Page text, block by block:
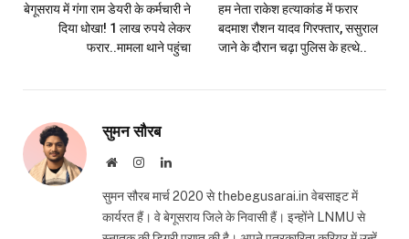
बेगूसराय में गंगा राम डेयरी के कर्मचारी ने
दिया धोखा! 1 लाख रुपये लेकर
फरार..मामला थाने पहुंचा
हम नेता राकेश हत्याकांड में फरार
बदमाश रौशन यादव गिरफ्तार, ससुराल
जाने के दौरान चढ़ा पुलिस के हत्थे..
सुमन सौरब
WebsiteInstagramLinkedIn
सुमन सौरब मार्च 2020 से thebegusarai.in वेबसाइट में
कार्यरत हैं। वे बेगूसराय जिले के निवासी हैं। इन्होंने LNMU से